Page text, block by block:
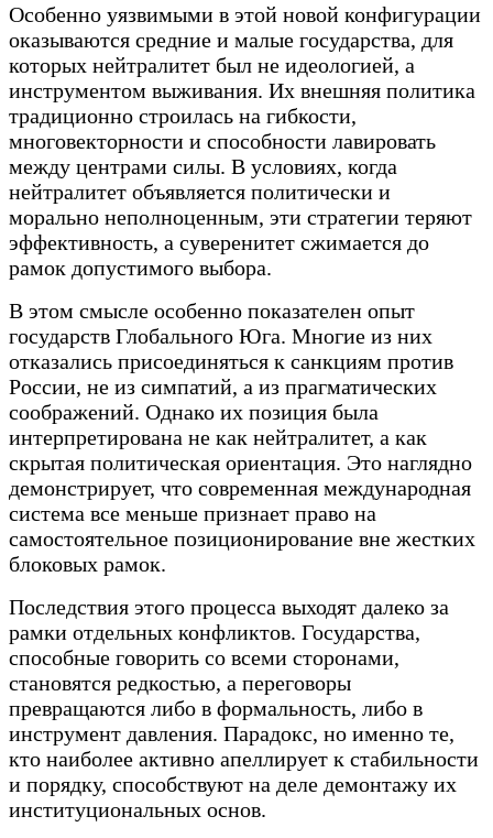
Особенно уязвимыми в этой новой конфигурации
оказываются средние и малые государства, для
которых нейтралитет был не идеологией, а
инструментом выживания. Их внешняя политика
традиционно строилась на гибкости,
многовекторности и способности лавировать
между центрами силы. В условиях, когда
нейтралитет объявляется политически и
морально неполноценным, эти стратегии теряют
эффективность, а суверенитет сжимается до
рамок допустимого выбора.
В этом смысле особенно показателен опыт
государств Глобального Юга. Многие из них
отказались присоединяться к санкциям против
России, не из симпатий, а из прагматических
соображений. Однако их позиция была
интерпретирована не как нейтралитет, а как
скрытая политическая ориентация. Это наглядно
демонстрирует, что современная международная
система все меньше признает право на
самостоятельное позиционирование вне жестких
блоковых рамок.
Последствия этого процесса выходят далеко за
рамки отдельных конфликтов. Государства,
способные говорить со всеми сторонами,
становятся редкостью, а переговоры
превращаются либо в формальность, либо в
инструмент давления. Парадокс, но именно те,
кто наиболее активно апеллирует к стабильности
и порядку, способствуют на деле демонтажу их
институциональных основ.